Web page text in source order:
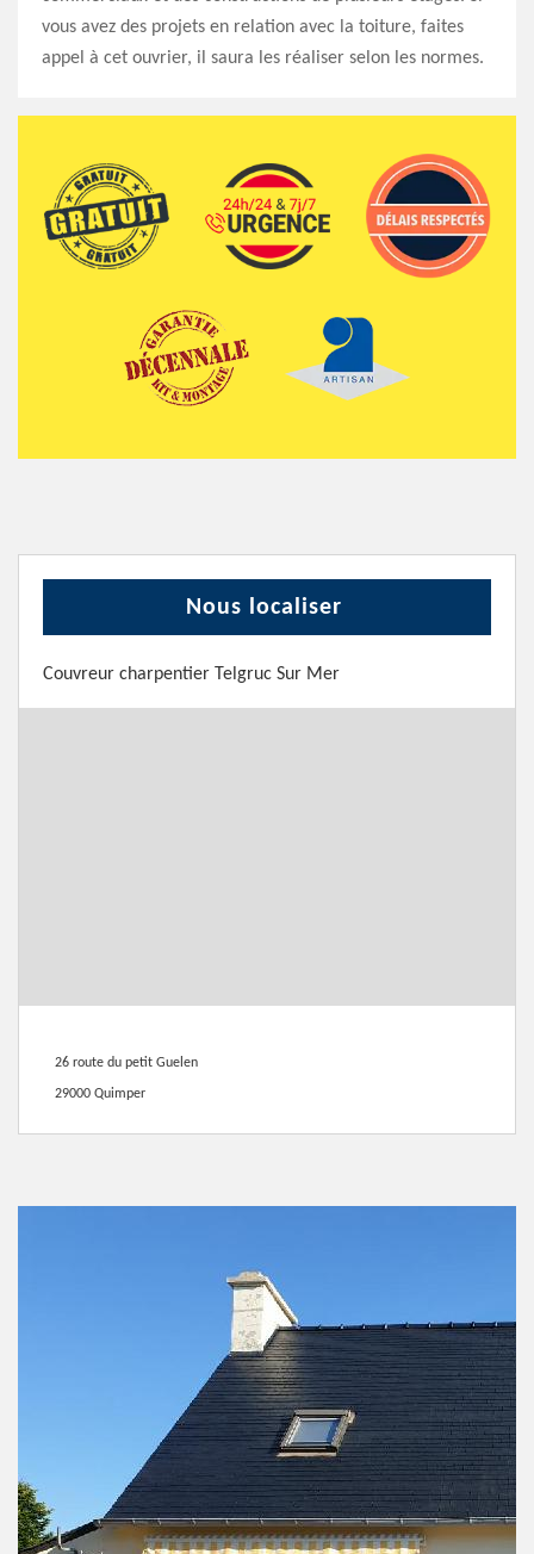
vous avez des projets en relation avec la toiture, faites
appel à cet ouvrier, il saura les réaliser selon les normes.
Nous localiser
Couvreur charpentier Telgruc Sur Mer
26 route du petit Guelen
29000 Quimper